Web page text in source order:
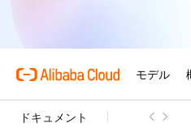
ドキュメント